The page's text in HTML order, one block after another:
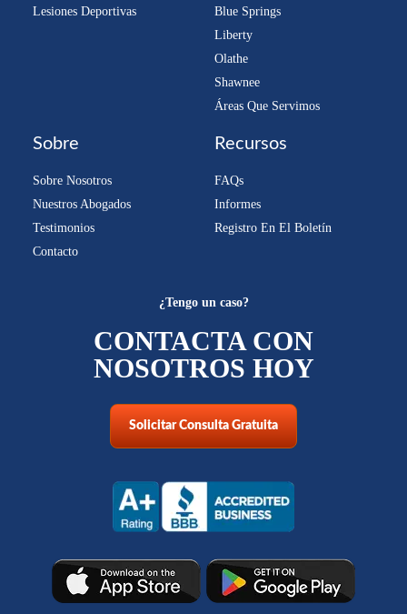
Lesiones Deportivas
Blue Springs
Liberty
Olathe
Shawnee
Áreas Que Servimos
Sobre
Sobre Nosotros
Nuestros Abogados
Testimonios
Contacto
Recursos
FAQs
Informes
Registro En El Boletín
¿Tengo un caso?
CONTACTA CON
NOSOTROS HOY
Solicitar Consulta Gratuita